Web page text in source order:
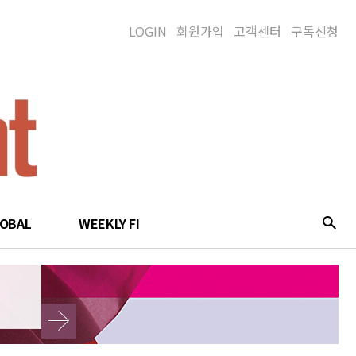
WEEKLY FI
LOGIN 회원가입 고객센터 구독신청